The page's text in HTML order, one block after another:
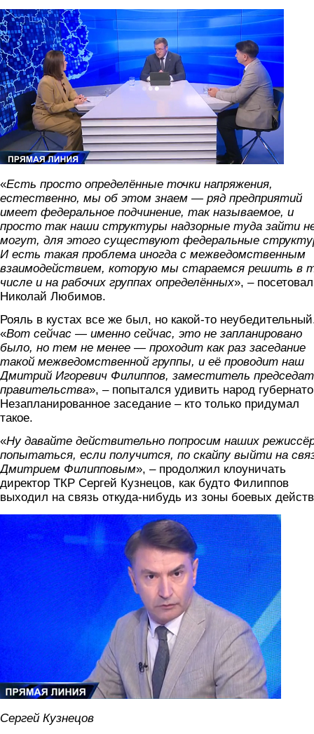
liniya.png
«Есть просто определённые точки напряжения,
естественно, мы об этом знаем — ряд предприятий
имеет федеральное подчинение, так называемое, и
просто так наши структуры надзорные туда зайти
могут, для этого существуют федеральные
И есть такая проблема иногда с межведомственным
взаимодействием, которую мы стараемся решить в
числе и на рабочих группах определённых», – посетовал
Николай Любимов.
Рояль в кустах все же был, но какой-то
«Вот сейчас — именно сейчас, это не запланировано
было, но тем не менее — проходит как раз заседание
такой межведомственной группы, и её проводит наш
Дмитрий Игоревич Филиппов, заместитель
правительства», – попытался удивить народ
Незапланированное заседание – кто только придумал
такое.
«Ну давайте действительно попросим наших
попытаться, если получится, по скайпу выйти на
Дмитрием Филипповым», – продолжил клоуничать
директор ТКР Сергей Кузнецов, как будто Филиппов
выходил на связь откуда-нибудь из зоны боевых
kuznecov.png
Сергей Кузнецов